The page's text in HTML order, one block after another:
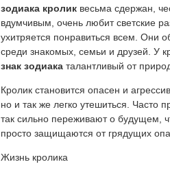
зодиака кролик весьма сдержан,
вдумчивым, очень любит светские
ухитряется понравиться всем. Они
среди знакомых, семьи и друзей. У
знак зодиака талантливый от
Кролик становится опасен и
но и так же легко утешиться. Часто
так сильно переживают о будущем,
просто защищаются от грядущих
Жизнь кролика